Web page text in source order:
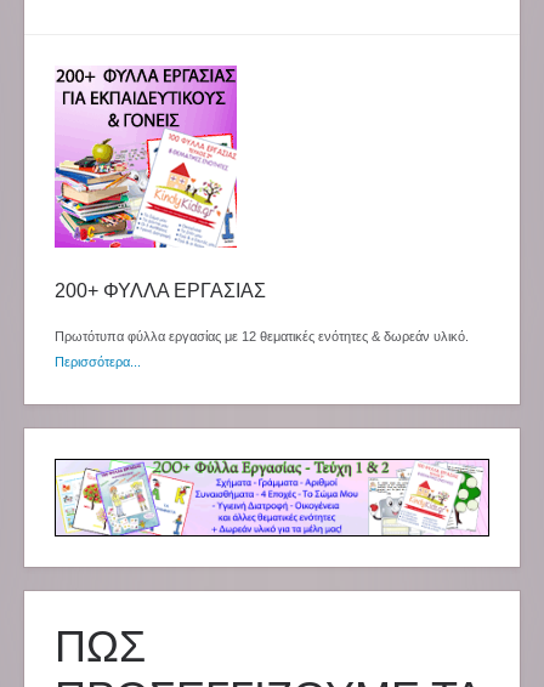
200+ ΦΥΛΛΑ ΕΡΓΑΣΙΑΣ
Πρωτότυπα φύλλα εργασίας με 12 θεματικές ενότητες & δωρεάν υλικό.
Περισσότερα...
ΠΩΣ